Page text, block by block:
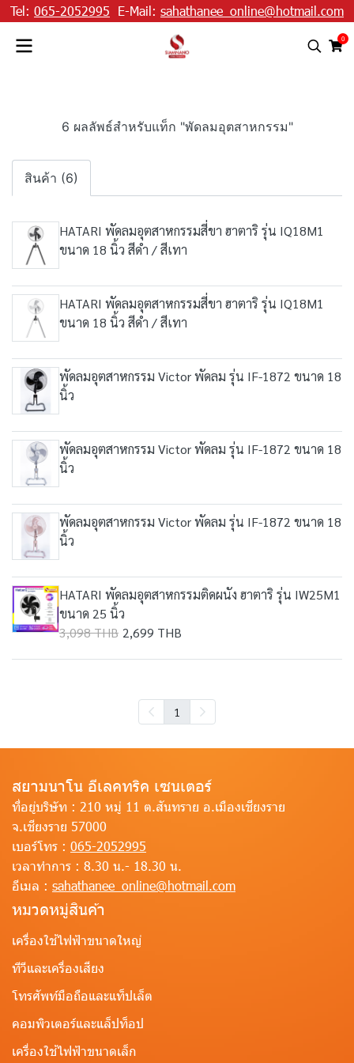
Tel: 065-2052995 E-Mail: sahathanee_online@hotmail.com
0
6 ผลลัพธ์สำหรับแท็ก "พัดลมอุตสาหกรรม"
สินค้า (6)
HATARI พัดลมอุตสาหกรรมสี่ขา ฮาตาริ รุ่น IQ18M1
ขนาด 18 นิ้ว สีดำ / สีเทา
HATARI พัดลมอุตสาหกรรมสี่ขา ฮาตาริ รุ่น IQ18M1
ขนาด 18 นิ้ว สีดำ / สีเทา
พัดลมอุตสาหกรรม Victor พัดลม รุ่น IF-1872 ขนาด 18
นิ้ว
พัดลมอุตสาหกรรม Victor พัดลม รุ่น IF-1872 ขนาด 18
นิ้ว
พัดลมอุตสาหกรรม Victor พัดลม รุ่น IF-1872 ขนาด 18
นิ้ว
HATARI พัดลมอุตสาหกรรมติดผนัง ฮาตาริ รุ่น IW25M1
ขนาด 25 นิ้ว
3,098 THB 2,699 THB
1
สยามนาโน อีเลคทริค เซนเตอร์
ที่อยู่บริษัท : 210 หมู่ 11 ต.สันทราย อ.เมืองเชียงราย
จ.เชียงราย 57000
เบอร์โทร : 065-2052995
เวลาทำการ : 8.30 น.- 18.30 น.
อีเมล : sahathanee_online@hotmail.com
หมวดหมู่สินค้า
เครื่องใช้ไฟฟ้าขนาดใหญ่
ทีวีและเครื่องเสียง
โทรศัพท์มือถือและแท็ปเล็ต
คอมพิวเตอร์และแล็ปท็อป
เครื่องใช้ไฟฟ้าขนาดเล็ก